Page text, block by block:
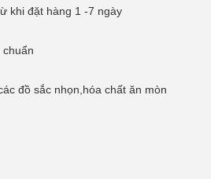
đặt hàng 1 -7 ngày
sắc nhọn,hóa chất ăn mòn